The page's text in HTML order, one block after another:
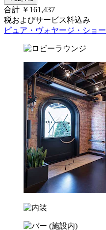
合計 ￥161,437
税およびサービス料込み
ピュア・ヴォヤージ・ショー